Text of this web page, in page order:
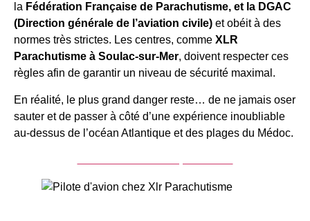
la Fédération Française de Parachutisme, et la DGAC
(Direction générale de l’aviation civile) et obéit à des
normes très strictes. Les centres, comme XLR
Parachutisme à Soulac-sur-Mer, doivent respecter ces
règles afin de garantir un niveau de sécurité maximal.
En réalité, le plus grand danger reste… de ne jamais oser
sauter et de passer à côté d’une expérience inoubliable
au-dessus de l’océan Atlantique et des plages du Médoc.